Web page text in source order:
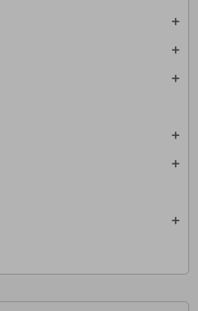
add
add
add
add
add
add